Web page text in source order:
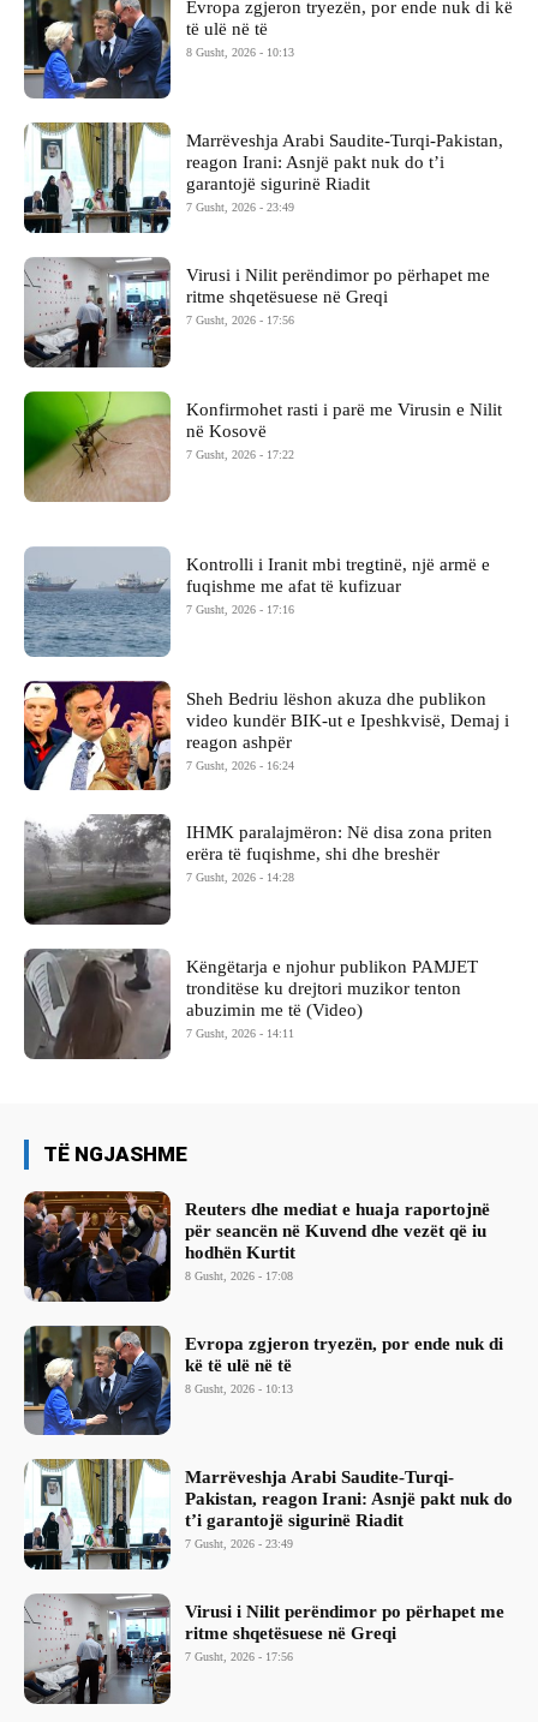
Evropa zgjeron tryezën, por ende nuk di kë
të ulë në të
8 Gusht, 2026 - 10:13
Marrëveshja Arabi Saudite-Turqi-Pakistan,
reagon Irani: Asnjë pakt nuk do t’i
garantojë sigurinë Riadit
7 Gusht, 2026 - 23:49
Virusi i Nilit perëndimor po përhapet me
ritme shqetësuese në Greqi
7 Gusht, 2026 - 17:56
Konfirmohet rasti i parë me Virusin e Nilit
në Kosovë
7 Gusht, 2026 - 17:22
Kontrolli i Iranit mbi tregtinë, një armë e
fuqishme me afat të kufizuar
7 Gusht, 2026 - 17:16
Sheh Bedriu lëshon akuza dhe publikon
video kundër BIK-ut e Ipeshkvisë, Demaj i
reagon ashpër
7 Gusht, 2026 - 16:24
IHMK paralajmëron: Në disa zona priten
erëra të fuqishme, shi dhe breshër
7 Gusht, 2026 - 14:28
Këngëtarja e njohur publikon PAMJET
tronditëse ku drejtori muzikor tenton
abuzimin me të (Video)
7 Gusht, 2026 - 14:11
TË NGJASHME
Reuters dhe mediat e huaja raportojnë
për seancën në Kuvend dhe vezët që iu
hodhën Kurtit
8 Gusht, 2026 - 17:08
Evropa zgjeron tryezën, por ende nuk di
kë të ulë në të
8 Gusht, 2026 - 10:13
Marrëveshja Arabi Saudite-Turqi-
Pakistan, reagon Irani: Asnjë pakt nuk do
t’i garantojë sigurinë Riadit
7 Gusht, 2026 - 23:49
Virusi i Nilit perëndimor po përhapet me
ritme shqetësuese në Greqi
7 Gusht, 2026 - 17:56